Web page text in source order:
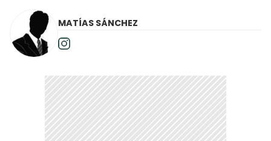
MATÍAS SÁNCHEZ